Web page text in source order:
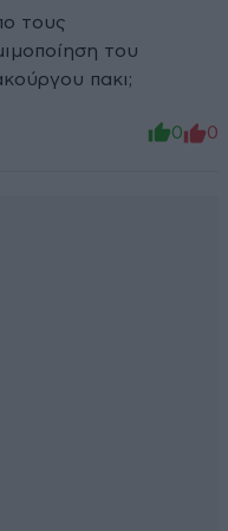
τους
του
πακι;
0 0